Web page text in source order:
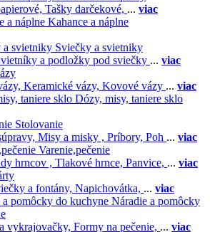
Tašky darčekové, ... viac
Kahance a náplne
Sviečky a svietniky
a podložky pod sviečky ... viac
Keramické vázy, Kovové vázy ... viac
Dózy, misy, taniere sklo
Stolovanie
Misy a misky , Príbory, Poh ... viac
Varenie,pečenie
hrncov , Tlakové hrnce, Panvice, ... viac
a fontány, Napichovátka, ... viac
Náradie a pomôcky
vykrajovačky, Formy na pečenie, ... viac